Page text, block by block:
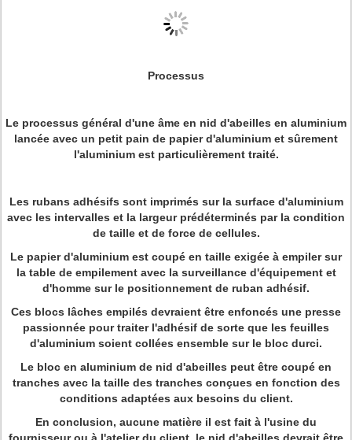
Processus
Le processus général d'une âme en nid d'abeilles en aluminium
lancée avec un petit pain de papier d'aluminium et sûrement
l'aluminium est particulièrement traité.
Les rubans adhésifs sont imprimés sur la surface d'aluminium
avec les intervalles et la largeur prédéterminés par la condition
de taille et de force de cellules.
Le papier d'aluminium est coupé en taille exigée à empiler sur
la table de empilement avec la surveillance d'équipement et
d'homme sur le positionnement de ruban adhésif.
Ces blocs lâches empilés devraient être enfoncés une presse
passionnée pour traiter l'adhésif de sorte que les feuilles
d'aluminium soient collées ensemble sur le bloc durci.
Le bloc en aluminium de nid d'abeilles peut être coupé en
tranches avec la taille des tranches conçues en fonction des
conditions adaptées aux besoins du client.
En conclusion, aucune matière il est fait à l'usine du